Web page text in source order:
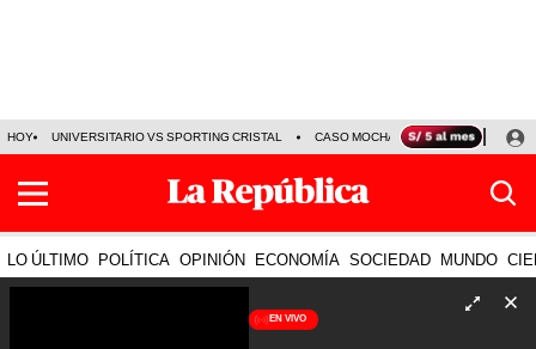
HOY UNIVERSITARIO VS SPORTING CRISTAL CASO MOCHASUELDOS
LO ÚLTIMO POLÍTICA OPINIÓN ECONOMÍA SOCIEDAD MUNDO
EN VIVO